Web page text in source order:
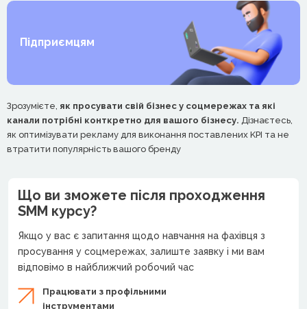
Підприємцям
Зрозумієте, як просувати свій бізнес у соцмережах та які
канали потрібні конткретно для вашого бізнесу. Дізнаєтесь,
як оптимізувати рекламу для виконання поставлених KPI та не
втратити популярність вашого бренду
Що ви зможете після проходження
SMM курсу?
Якщо у вас є запитання щодо навчання на фахівця з
просування у соцмережах, залиште заявку і ми вам
відповімо в найближчий робочий час
Працювати з профільними
інструментами